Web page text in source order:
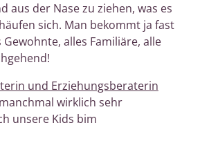
der Nase zu ziehen, was es
sich. Man bekommt ja fast
alles Familiäre, alle
und Erziehungsberaterin
wirklich sehr
unsere Kids bim